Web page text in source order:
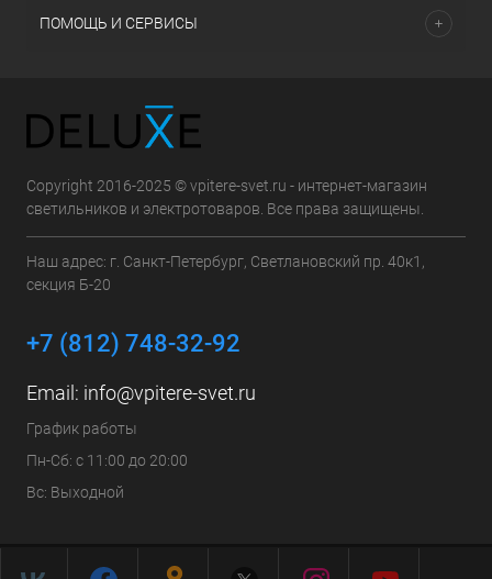
ПОМОЩЬ И СЕРВИСЫ
Copyright 2016-2025 © vpitere-svet.ru - интернет-магазин
светильников и электротоваров. Все права защищены.
Наш адрес: г. Санкт-Петербург, Светлановский пр. 40к1,
секция Б-20
+7 (812) 748-32-92
Email: info@vpitere-svet.ru
График работы
Пн-Сб: с 11:00 до 20:00
Вс: Выходной